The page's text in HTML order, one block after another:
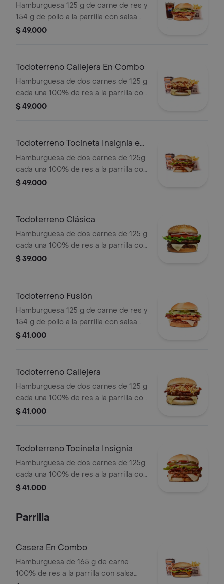
Hamburguesa 125 g de carne de res y
154 g de pollo a la parrilla con salsa
BBQ, tocineta, queso mozzarella,
medianas (Corral o cascos) + bebida
$ 49.000
Todoterreno Callejera En Combo
Hamburguesa de dos carnes de 125 g
cada una 100% de res a la parrilla con
salsa bbq, tocineta, queso mozzarella,
$ 49.000
Todoterreno Tocineta Insignia en
combo
Hamburguesa de dos carnes de 125g
cada una 100% de res a la parrilla con
salsa BBQ, tocineta, queso
tomate y mostaza en pan papa +
$ 49.000
Todoterreno Clásica
Hamburguesa de dos carnes de 125 g
cada una 100% de res a la parrilla con
salsa bbq, queso mozzarella, lechuga,
$ 39.000
Todoterreno Fusión
Hamburguesa 125 g de carne de res y
154 g de pollo a la parrilla con salsa
BBQ, tocineta, queso mozzarella,
$ 41.000
Todoterreno Callejera
Hamburguesa de dos carnes de 125 g
cada una 100% de res a la parrilla con
salsa bbq, tocineta, queso mozzarella,
$ 41.000
Todoterreno Tocineta Insignia
Hamburguesa de dos carnes de 125g
cada una 100% de res a la parrilla con
salsa BBQ, tocineta, queso
tomate y mostaza en pan papa
$ 41.000
Parrilla
Casera En Combo
Hamburguesa de 165 g de carne
100% de res a la parrilla con salsa